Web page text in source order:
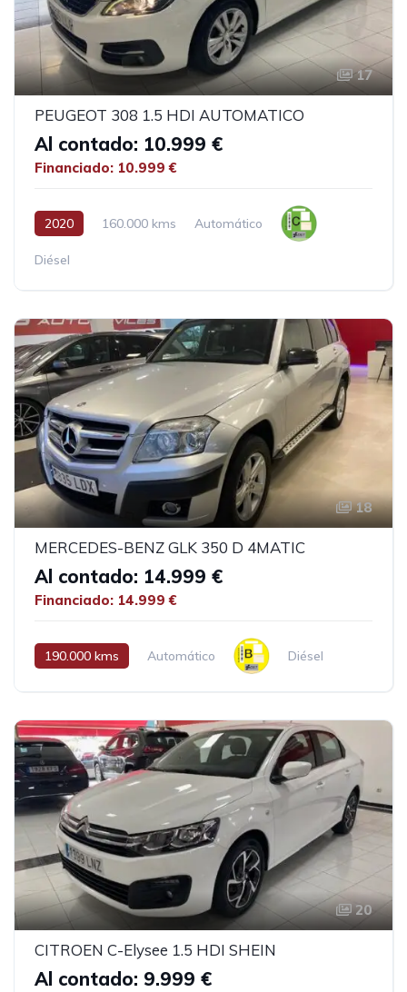
17
PEUGEOT 308 1.5 HDI AUTOMATICO
Al contado: 10.999 €
Financiado: 10.999 €
2020 160.000 kms Automático
Diésel
18
MERCEDES-BENZ GLK 350 D 4MATIC
Al contado: 14.999 €
Financiado: 14.999 €
190.000 kms Automático Diésel
20
CITROEN C-Elysee 1.5 HDI SHEIN
Al contado: 9.999 €